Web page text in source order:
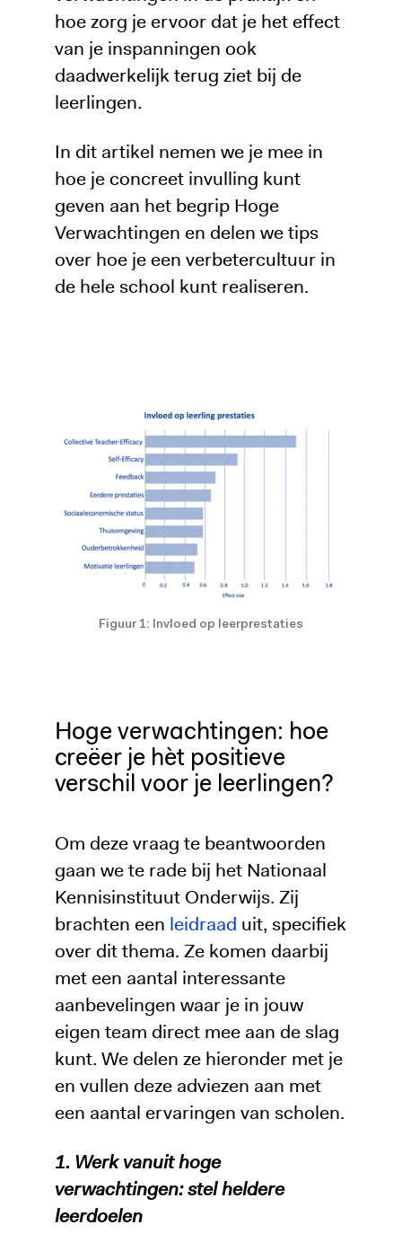
hoe zorg je ervoor dat je het effect
van je inspanningen ook
daadwerkelijk terug ziet bij de
leerlingen.
In dit artikel nemen we je mee in
hoe je concreet invulling kunt
geven aan het begrip Hoge
Verwachtingen en delen we tips
over hoe je een verbetercultuur in
de hele school kunt realiseren.
Figuur 1: Invloed op leerprestaties
Hoge verwachtingen: hoe
creëer je hèt positieve
verschil voor je leerlingen?
Om deze vraag te beantwoorden
gaan we te rade bij het Nationaal
Kennisinstituut Onderwijs. Zij
brachten een leidraad uit, specifiek
over dit thema. Ze komen daarbij
met een aantal interessante
aanbevelingen waar je in jouw
eigen team direct mee aan de slag
kunt. We delen ze hieronder met je
en vullen deze adviezen aan met
een aantal ervaringen van scholen.
1. Werk vanuit hoge
verwachtingen: stel heldere
leerdoelen